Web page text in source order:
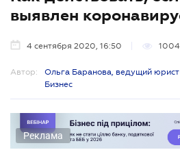
выявлен
4 сентября 2020, 16:50
Автор:
Ольга Баранова, ведущий
Бизнес
Реклама